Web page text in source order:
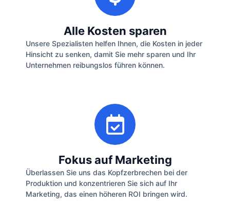
Alle Kosten sparen
Unsere Spezialisten helfen Ihnen, die Kosten in jeder
Hinsicht zu senken, damit Sie mehr sparen und Ihr
Unternehmen reibungslos führen können.
Fokus auf Marketing
Überlassen Sie uns das Kopfzerbrechen bei der
Produktion und konzentrieren Sie sich auf Ihr
Marketing, das einen höheren ROI bringen wird.